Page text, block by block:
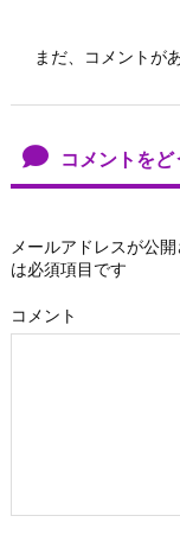
まだ、コメントが
コメントをど
メールアドレスが公
は必須項目です
コメント